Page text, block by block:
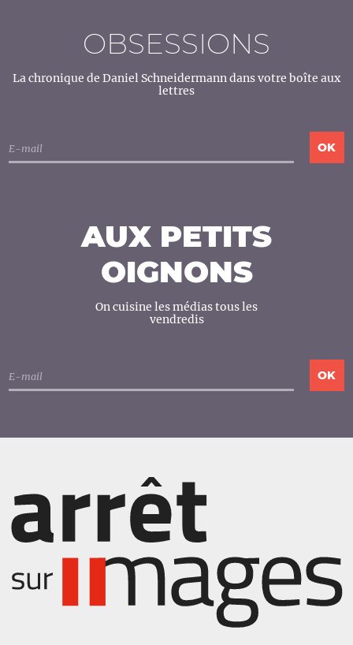
OBSESSIONS
La chronique de Daniel Schneidermann dans votre boîte aux
lettres
AUX PETITS
OIGNONS
On cuisine les médias tous les
vendredis